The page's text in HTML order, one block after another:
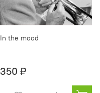
In the mood
350 ₽